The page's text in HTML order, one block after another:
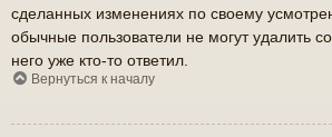
сделанных изменениях по своему
обычные пользователи не могут удалить
него уже кто-то ответил.
Вернуться к началу